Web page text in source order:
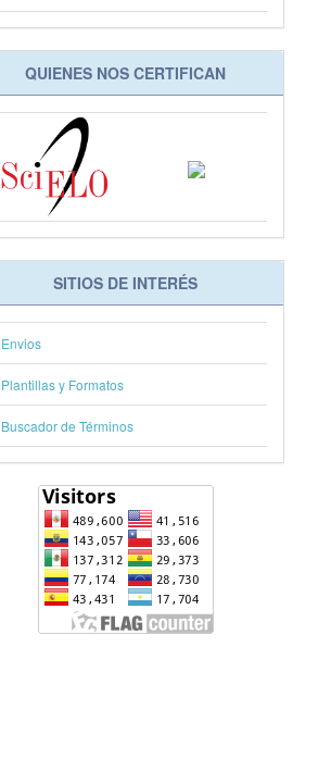
QUIENES NOS CERTIFICAN
SITIOS DE INTERÉS
Envios
Plantillas y Formatos
Buscador de Términos